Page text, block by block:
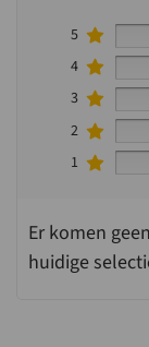
5
4
3
2
1
Er komen
huidige